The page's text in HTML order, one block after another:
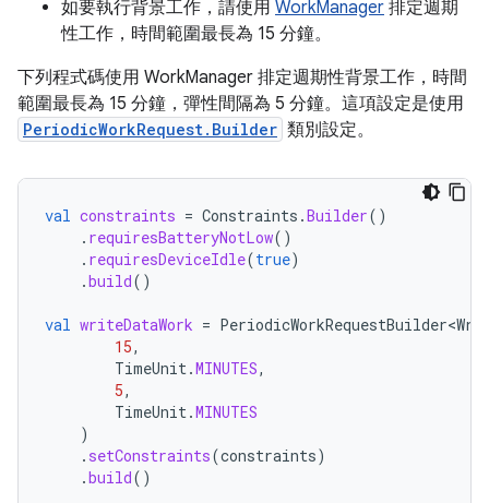
如要執行背景工作，請使用 WorkManager 排定週期
性工作，時間範圍最長為 15 分鐘。
下列程式碼使用 WorkManager 排定週期性背景工作，時間
範圍最長為 15 分鐘，彈性間隔為 5 分鐘。這項設定是使用
PeriodicWorkRequest.Builder 類別設定。
val constraints = Constraints .Builder()
. requiresBatteryNotLow()
. requiresDeviceIdle(true)
.build()
val writeDataWork =
15,
TimeUnit.MINUTES,
5,
TimeUnit.MINUTES
)
. setConstraints(constraints)
.build()